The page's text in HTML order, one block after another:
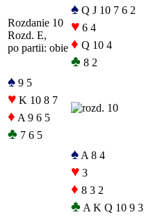
Rozdanie 10
Rozd. E,
po partii: obie
♠ Q J 10 7 6 2
♥ 6 4
♦ Q 10 4
♣ 8 2
♠ 9 5
♥ K 10 8 7
♦ A 9 6 5
♣ 7 6 5
♠ A 8 4
♥ 3
♦ 8 3 2
♣ A K Q 10 9 3